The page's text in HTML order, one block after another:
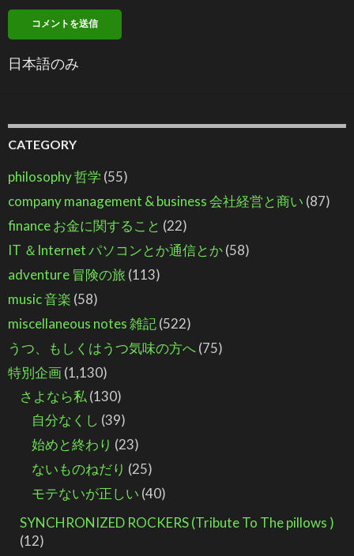
日本語のみ
CATEGORY
philosophy 哲学 (55)
company management & business 会社経営と商い (87)
finance お金に関すること (22)
IT ＆Internet パソコンとか通信とか(58)
adventure 冒険の旅 (113)
music 音楽 (58)
miscellaneous notes 雑記(522)
うつ、もしくはうつ気味の方へ(75)
特別企画(1,130)
さよなら私 (130)
自分なくし (39)
始めと終わり (23)
ないものねだり (25)
モテないが正しい (40)
SYNCHRONIZED ROCKERS (Tribute To The pillows )
(12)